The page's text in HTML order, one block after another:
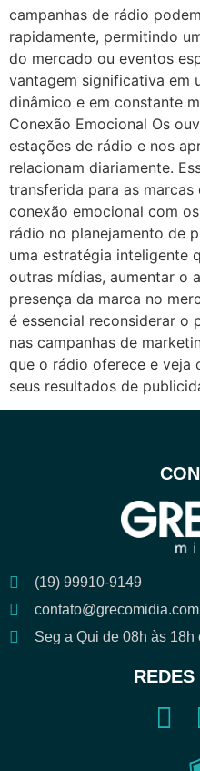
campanhas de rádio
rapidamente, permitindo
do mercado ou eventos
vantagem significativa em
dinâmico e em constante
Conexão Emocional Os
estações de rádio e nos
relacionam diariamente.
transferida para as marcas
conexão emocional com
rádio no planejamento de
uma estratégia inteligente
outras mídias, aumentar o
presença da marca no
é essencial reconsiderar o
nas campanhas de
que o rádio oferece e veja
seus resultados de
(19) 99910-9149
Seg a Qui de 08h às 18h